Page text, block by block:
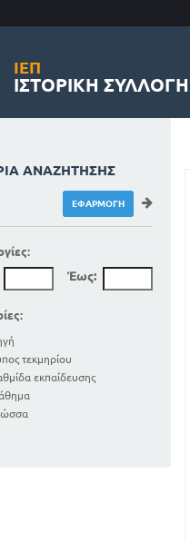
ΙΕΠ
ΙΣΤΟΡΙΚΉ ΣΥΛΛΟΓΉ
ΑΝΑΖΉΤΗΣΗΣ
Έως:
τεκμηρίου
εκπαίδευσης